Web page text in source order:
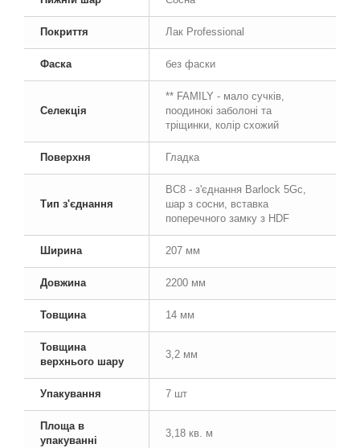
Покриття Лак Professional
Фаска без фаски
Селекція
** FAMILY - мало сучків,
поодинокі заболоні та
тріщинки, колір схожий
Поверхня Гладка
Тип з'єднання
BC8 - з'єднання Barlock 5Gc,
шар з сосни, вставка
поперечного замку з HDF
Ширина 207 мм
Довжина 2200 мм
Товщина 14 мм
Товщина
верхнього шару
3,2 мм
Упакування 7 шт
Площа в
упакуванні
3,18 кв. м